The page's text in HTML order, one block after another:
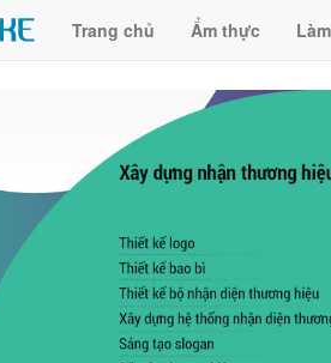
Trang chủ Ẩm thực